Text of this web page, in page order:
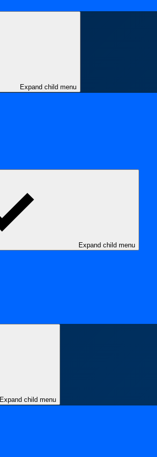
Expand child menu
Expand child menu
Expand child menu